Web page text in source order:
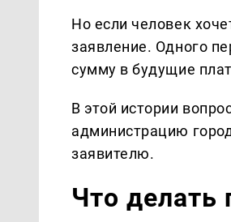
Но если человек
заявление. Одного
сумму в будущие
В этой истории
администрацию
заявителю.
Что делать